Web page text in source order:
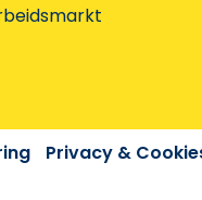
Privacy &